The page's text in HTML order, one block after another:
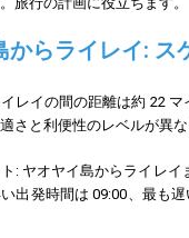
からライレイ: ス
レイの間の距離は約 22
さと利便性のレベルが異な
: ヤオヤイ島からライレ
出発時間は 09:00、最も